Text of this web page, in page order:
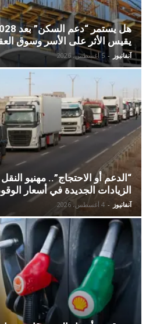
يقيس الأثر على الأسر وسوق
آنفانيوز - 5 أغسطس، 2026
“الدعم أو الاحتجاج”.. مهنيو
الزيادات الجديدة في أسعار
آنفانيوز - 4 أغسطس، 2026